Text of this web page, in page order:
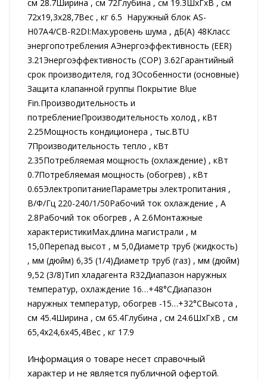
см 28.7Ширина , см 72Глубина , см 19.3ШxГxВ , см
72x19,3x28,7Вес , кг 6.5 Наружный блок AS-
H07A4/CB-R2DI:Max.уровень шума , дБ(А) 48Класс
энергопотребления AЭнергоэффективность (EER)
3.21Энергоэффективность (COP) 3.62Гарантийный
срок производителя, год 3Особенности (основные)
Защита клапанной группы Покрытие Blue
Fin.Производительность и
потреблениеПроизводительность холод , кВт
2.25Мощность кондиционера , тыс.BTU
7Производительность тепло , кВт
2.35Потребляемая мощность (охлаждение) , кВт
0.7Потребляемая мощность (обогрев) , кВт
0.65ЭлектропитаниеПараметры электропитания ,
В/Ф/Гц 220-240/1/50Рабочий ток охлаждение , А
2.8Рабочий ток обогрев , А 2.6Монтажные
характеристикиMax.длина магистрали , м
15,0Перепад высот , м 5,0Диаметр труб (жидкость)
, мм (дюйм) 6,35 (1/4)Диаметр труб (газ) , мм (дюйм)
9,52 (3/8)Тип хладагента R32Диапазон наружных
температур, охлаждение 16…+48°СДиапазон
наружных температур, обогрев -15…+32°СВысота ,
см 45.4Ширина , см 65.4Глубина , см 24.6ШxГxВ , см
65,4x24,6x45,4Вес , кг 17.9
Информация о товаре несет справочный
характер и не является публичной офертой.